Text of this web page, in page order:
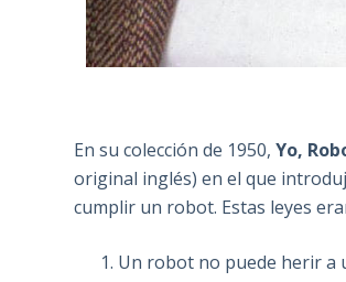
En su colección de 1950,Yo,
original inglés) en el que
cumplir un robot. Estas leyes
Un robot no puede herir a